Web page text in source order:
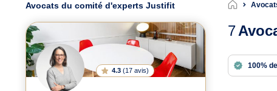
7
100%
Avocats du comité d'experts Justifit
4.3 (17 avis)